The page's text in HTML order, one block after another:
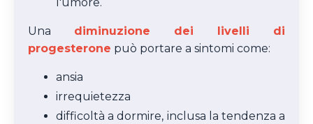
Una diminuzione dei livelli di
progesterone può portare a sintomi come:
ansia
irrequietezza
difficoltà a dormire, inclusa la tendenza a